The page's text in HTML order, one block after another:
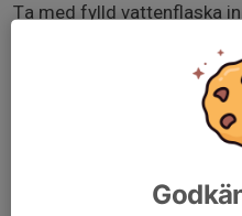
Ta med fylld vattenflaska
Kontakta Malin, Lina eller
Lina, 070-529 23 65